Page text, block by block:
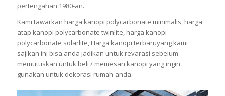
pertengahan 1980-an.
Kami tawarkan harga kanopi polycarbonate minimalis, harga
atap kanopi polycarbonate twinlite, harga kanopi
polycarbonate solarlite, Harga kanopi terbaruyang kami
sajikan ini bisa anda jadikan untuk revarasi sebelum
memutuskan untuk beli / memesan kanopi yang ingin
gunakan untuk dekorasi rumah anda.